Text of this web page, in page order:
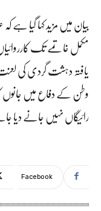
بیان میں مزید کہا گیا
مکمل خاتمے تک
یافتہ دہشت گردی کی
وطن کے دفاع میں جانوں
رائیگاں نہیں جانے دیا
Facebook